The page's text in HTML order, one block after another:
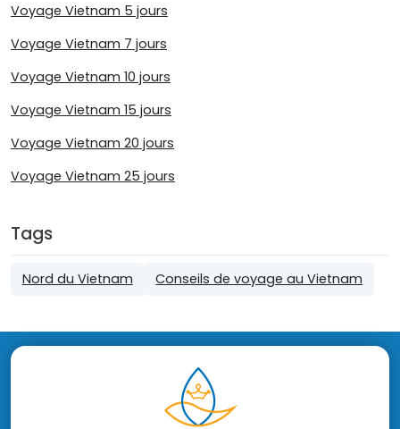
Voyage Vietnam 5 jours
Voyage Vietnam 7 jours
Voyage Vietnam 10 jours
Voyage Vietnam 15 jours
Voyage Vietnam 20 jours
Voyage Vietnam 25 jours
Tags
Nord du Vietnam Conseils de voyage au Vietnam